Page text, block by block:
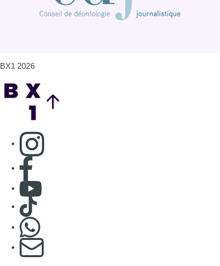
BX1 2026
Consulter page Instagram
Consulter page Facebook
Consulter Youtube
Consulter TikTok
S'abonner à notre newsletter